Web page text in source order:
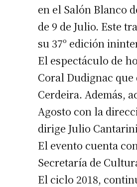
en el Salón Blanco
de 9 de Julio. Este
su 37º edición
El espectáculo de
Coral Dudignac
Cerdeira. Además,
Agosto con la
dirige Julio
El evento cuenta
Secretaría de
El ciclo 2018,